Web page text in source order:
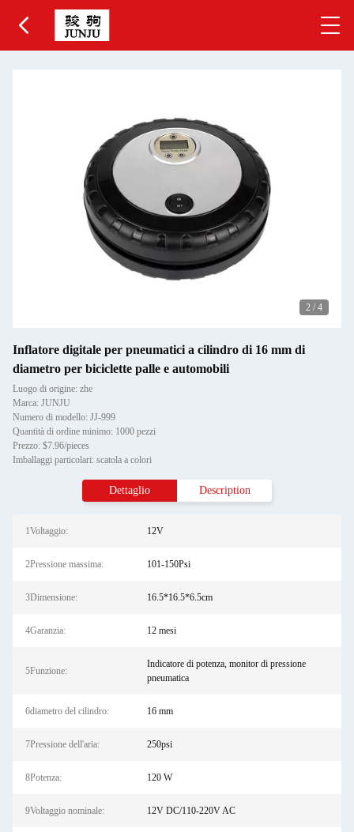
2 / 4
Inflatore digitale per pneumatici a cilindro di 16 mm di
diametro per biciclette palle e automobili
Luogo di origine: zhe
Marca: JUNJU
Numero di modello: JJ-999
Quantità di ordine minimo: 1000 pezzi
Prezzo: $7.96/pieces
Imballaggi particolari: scatola a colori
Dettaglio Description
1Voltaggio: 12V
2Pressione massima: 101-150Psi
3Dimensione: 16.5*16.5*6.5cm
4Garanzia: 12 mesi
5Funzione:
Indicatore di potenza, monitor di pressione
pneumatica
6diametro del cilindro: 16 mm
7Pressione dell'aria: 250psi
8Potenza: 120 W
9Voltaggio nominale: 12V DC/110-220V AC